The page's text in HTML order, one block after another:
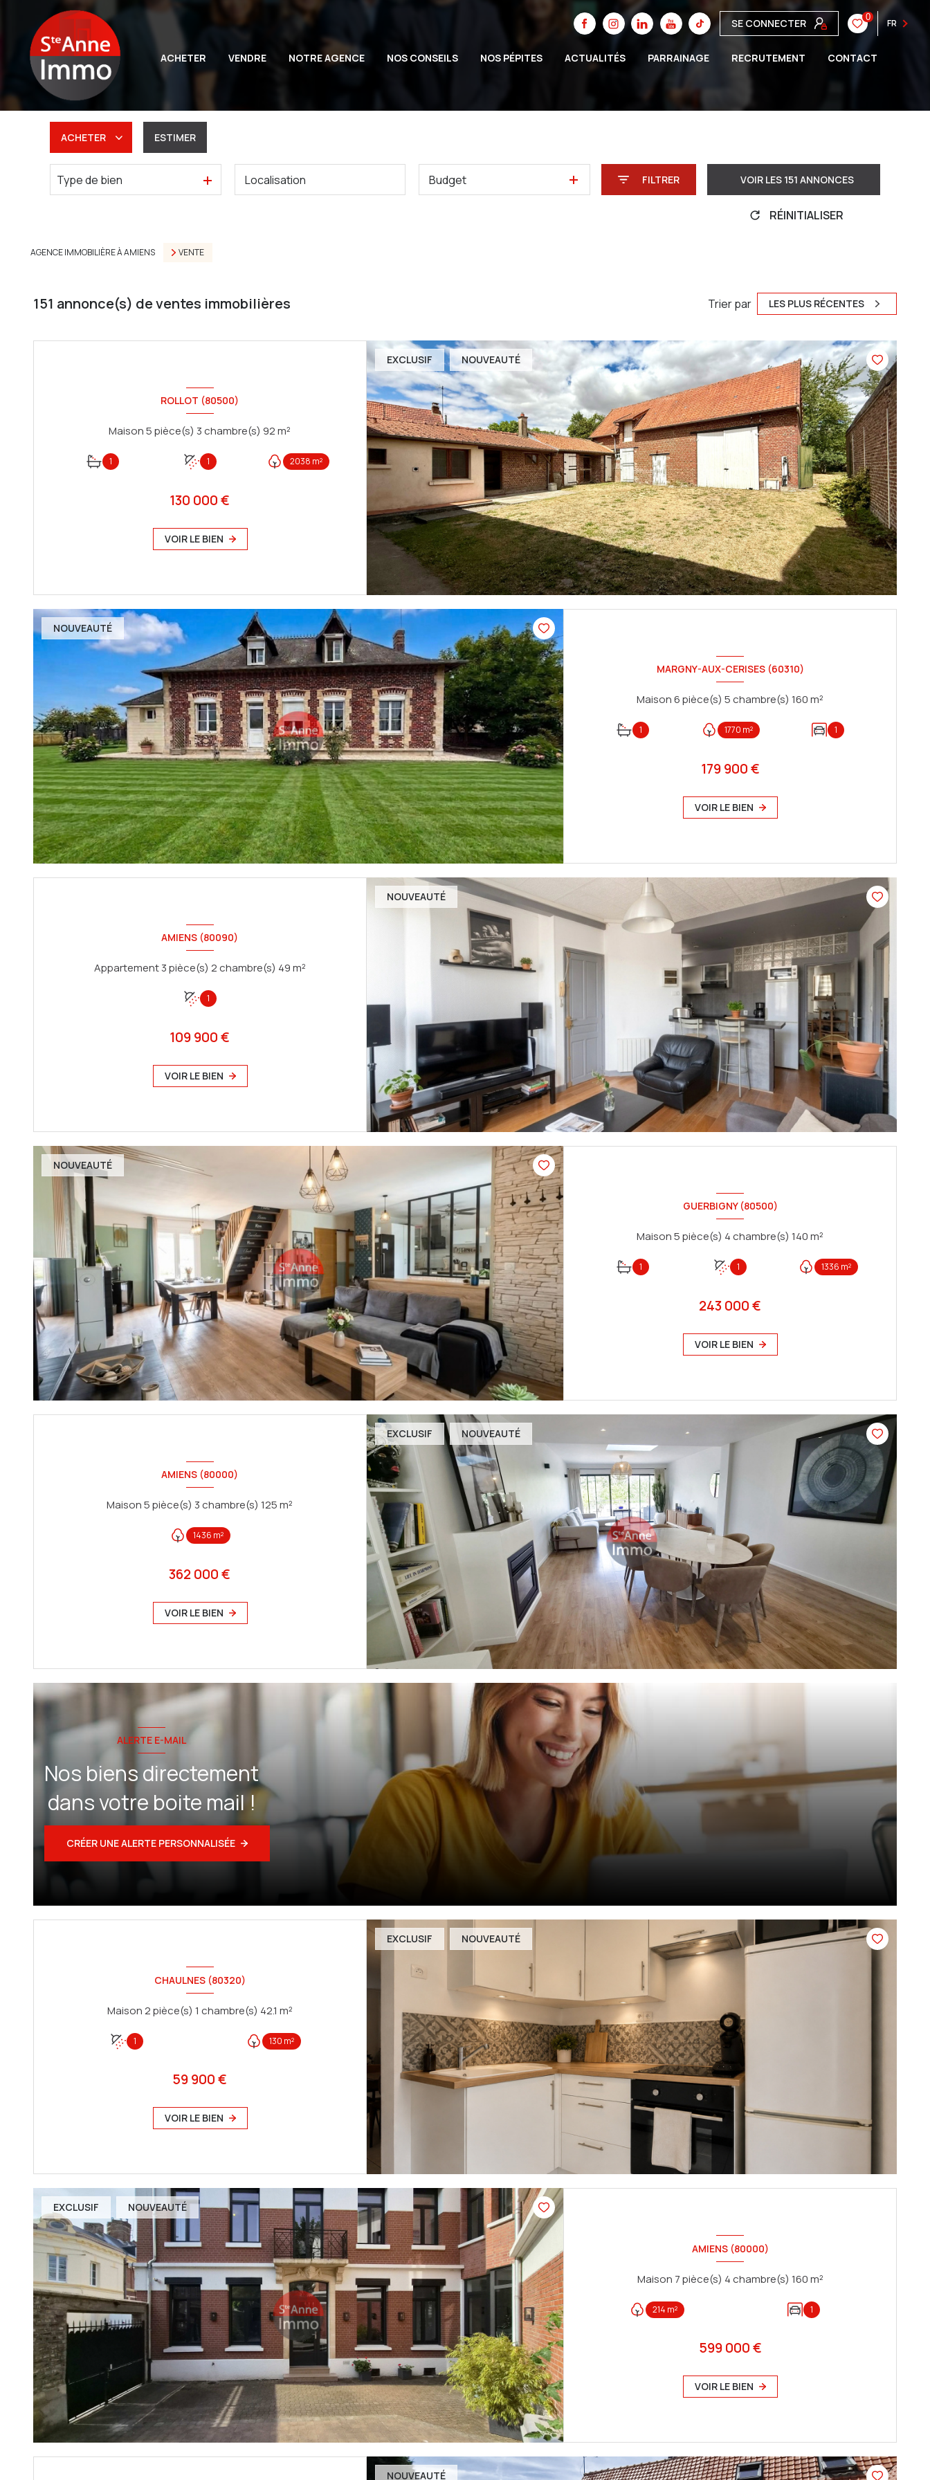
SE CONNECTER 0
FR
ACHETER VENDRE NOTRE AGENCE NOS CONSEILS NOS PÉPITES ACTUALITÉS PARRAINAGE RECRUTEMENT CONTACT
ACHETER
De l'ancien
ESTIMER
Type de bien Budget FILTRER VOIR LES 151 ANNONCES
RÉINITIALISER
AGENCE IMMOBILIÈRE À AMIENS VENTE
151 annonce(s) de ventes immobilières Trier par LES PLUS RÉCENTES
EXCLUSIF NOUVEAUTÉ
ROLLOT (80500)
Maison 5 pièce(s) 3 chambre(s) 92 m²
1 1 2038 m²
130 000 €
VOIR LE BIEN
NOUVEAUTÉ
MARGNY-AUX-CERISES (60310)
Maison 6 pièce(s) 5 chambre(s) 160 m²
1 1770 m² 1
179 900 €
VOIR LE BIEN
NOUVEAUTÉ
AMIENS (80090)
Appartement 3 pièce(s) 2 chambre(s) 49 m²
1
109 900 €
VOIR LE BIEN
NOUVEAUTÉ
GUERBIGNY (80500)
Maison 5 pièce(s) 4 chambre(s) 140 m²
1 1 1336 m²
243 000 €
VOIR LE BIEN
EXCLUSIF NOUVEAUTÉ
AMIENS (80000)
Maison 5 pièce(s) 3 chambre(s) 125 m²
1436 m²
362 000 €
VOIR LE BIEN
ALERTE E-MAIL
Nos biens directement
dans votre boite mail !
CRÉER UNE ALERTE PERSONNALISÉE
EXCLUSIF NOUVEAUTÉ
CHAULNES (80320)
Maison 2 pièce(s) 1 chambre(s) 42.1 m²
1 130 m²
59 900 €
VOIR LE BIEN
EXCLUSIF NOUVEAUTÉ
AMIENS (80000)
Maison 7 pièce(s) 4 chambre(s) 160 m²
214 m² 1
599 000 €
VOIR LE BIEN
NOUVEAUTÉ